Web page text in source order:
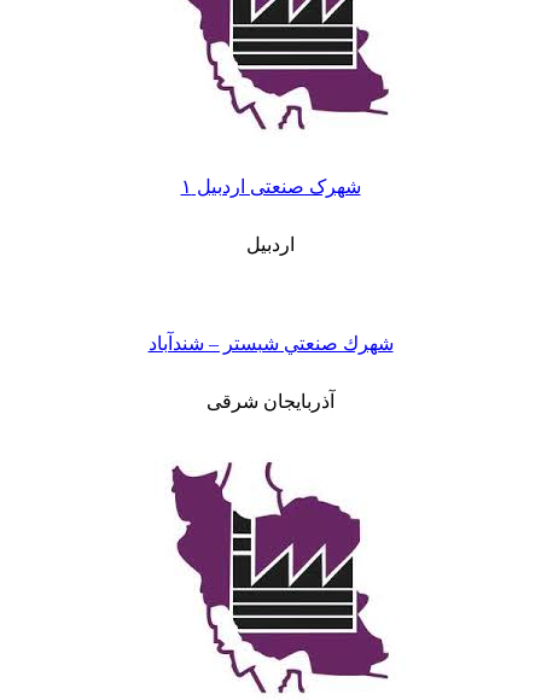
شهرک صنعتی اردبیل ۱
اردبیل
شهرك صنعتي شبستر – شندآباد
آذربایجان شرقی